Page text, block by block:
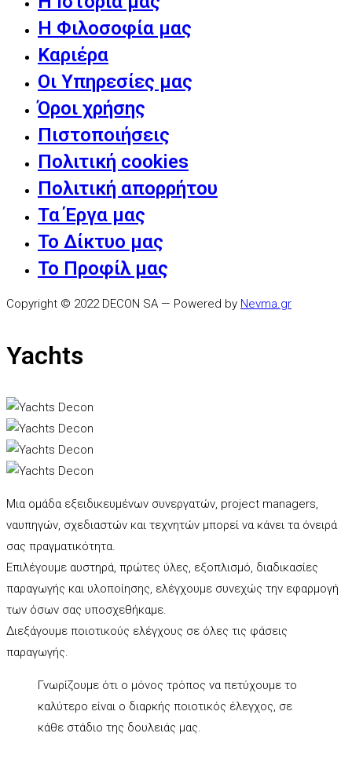
Η Φιλοσοφία μας
Καριέρα
Οι Υπηρεσίες μας
Όροι χρήσης
Πιστοποιήσεις
Πολιτική cookies
Πολιτική απορρήτου
Τα Έργα μας
Το Δίκτυο μας
Το Προφίλ μας
Copyright © 2022 DECON SA — Powered by Nevma.gr
Yachts
Μια ομάδα εξειδικευμένων συνεργατών, project managers,
ναυπηγών, σχεδιαστών και τεχνητών μπορεί να κάνει τα όνειρά
σας πραγματικότητα.
Επιλέγουμε αυστηρά, πρώτες ύλες, εξοπλισμό, διαδικασίες
παραγωγής και υλοποίησης, ελέγχουμε συνεχώς την εφαρμογή
των όσων σας υποσχεθήκαμε.
Διεξάγουμε ποιοτικούς ελέγχους σε όλες τις φάσεις
παραγωγής.
Γνωρίζουμε ότι ο μόνος τρόπος να πετύχουμε το
καλύτερο είναι ο διαρκής ποιοτικός έλεγχος, σε
κάθε στάδιο της δουλειάς μας.